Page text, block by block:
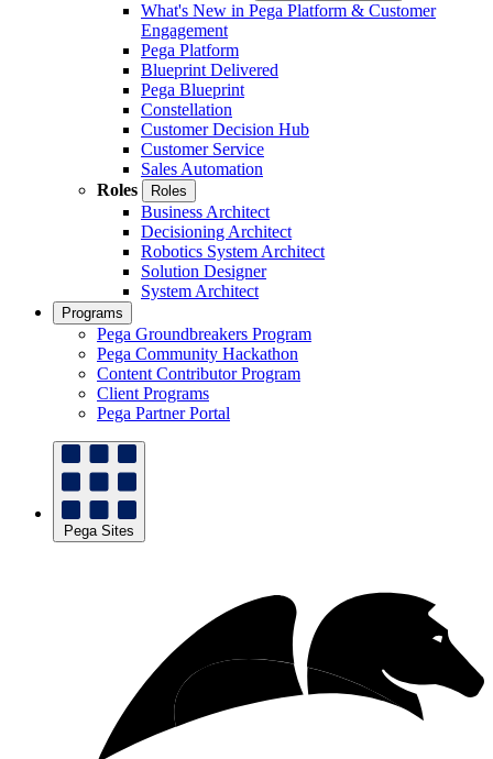
What's New in Pega Platform & Customer
Engagement
Pega Platform
Blueprint Delivered
Pega Blueprint
Constellation
Customer Decision Hub
Customer Service
Sales Automation
Roles
Roles
Business Architect
Decisioning Architect
Robotics System Architect
Solution Designer
System Architect
Programs
Pega Groundbreakers Program
Pega Community Hackathon
Content Contributor Program
Client Programs
Pega Partner Portal
Pega Sites